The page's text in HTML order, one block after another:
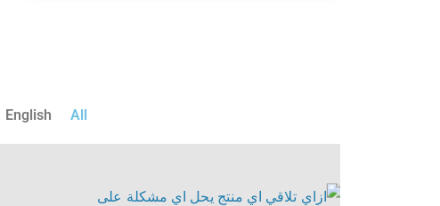
All
English